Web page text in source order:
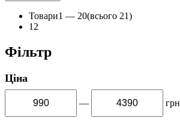
Товари1 — 20(всього 21)
1 2
Фільтр
Ціна
— грн